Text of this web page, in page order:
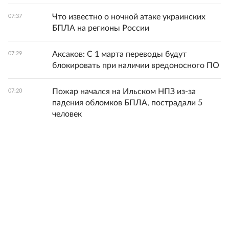
07:37
Что известно о ночной атаке украинских
БПЛА на регионы России
07:29
Аксаков: С 1 марта переводы будут
блокировать при наличии вредоносного ПО
07:20
Пожар начался на Ильском НПЗ из-за
падения обломков БПЛА, пострадали 5
человек